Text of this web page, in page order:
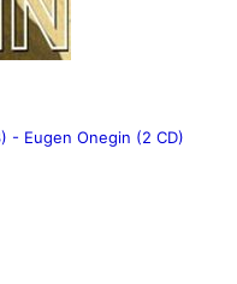
- Eugen Onegin (2 CD)